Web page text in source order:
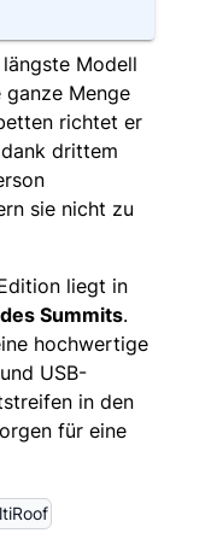
Modell
ganze Menge
richtet er
drittem
sie nicht zu
liegt in
Summits.
hochwertige
USB-
in den
für eine